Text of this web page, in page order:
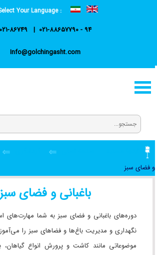
Your Language :
021-88657790 - 94
021-86749
Info@golchingasht.com
و فضای سبز
باغبانی و فضای
دوره‌های باغبانی و فضای سبز به شما مهارت‌های
نگهداری و مدیریت باغ‌ها و فضاهای سبز را
موضوعاتی مانند کاشت و پرورش انواع گیاهان،